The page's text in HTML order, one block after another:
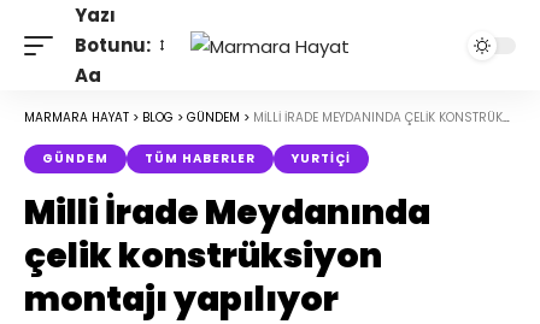
Yazı
Botunu:
Aa
MARMARA HAYAT > BLOG > GÜNDEM > MILLI İRADE MEYDANINDA ÇELIK KONSTRÜKSIYON MONTAJI YAPILIYOR
GÜNDEM TÜM HABERLER YURTIÇI
Milli İrade Meydanında
çelik konstrüksiyon
montajı yapılıyor